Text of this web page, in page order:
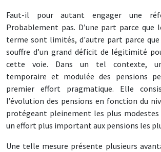
Faut-il pour autant engager une
Probablement pas. D’une part parce que
terme sont limités, d'autre part parce
souffre d’un grand déficit de légitimité
cette voie. Dans un tel contexte,
temporaire et modulée des pensions
premier effort pragmatique. Elle
l’évolution des pensions en fonction du
protégeant pleinement les plus
un effort plus important aux pensions les
Une telle mesure présente plusieurs